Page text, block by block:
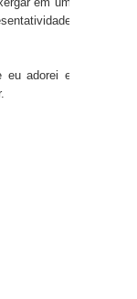
eu adorei e